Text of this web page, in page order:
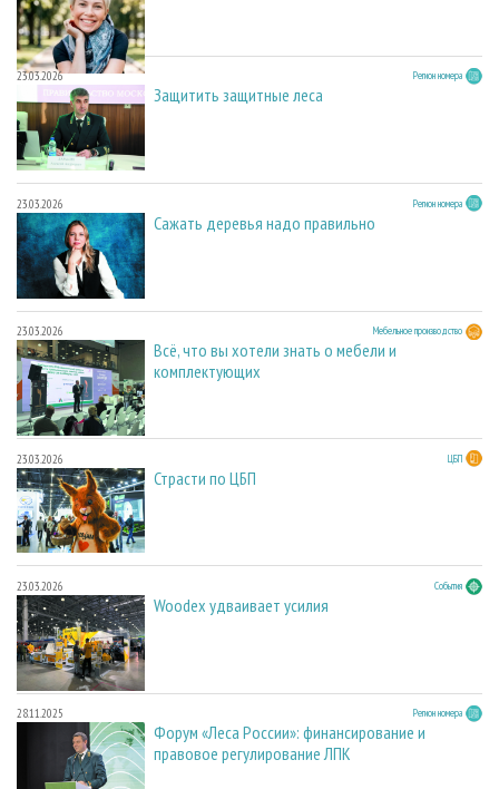
23.03.2026 Регион номера
Защитить защитные леса
23.03.2026 Регион номера
Сажать деревья надо правильно
23.03.2026 Мебельное производство
Всё, что вы хотели знать о мебели и
комплектующих
23.03.2026 ЦБП
Страсти по ЦБП
23.03.2026 События
Woodex удваивает усилия
28.11.2025 Регион номера
Форум «Леса России»: финансирование и
правовое регулирование ЛПК